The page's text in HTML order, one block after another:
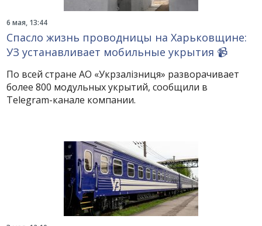
6 мая, 13:44
Спасло жизнь проводницы на Харьковщине:
УЗ устанавливает мобильные укрытия 📹
По всей стране АО «Укрзалізниця» разворачивает
более 800 модульных укрытий, сообщили в
Telegram-канале компании.